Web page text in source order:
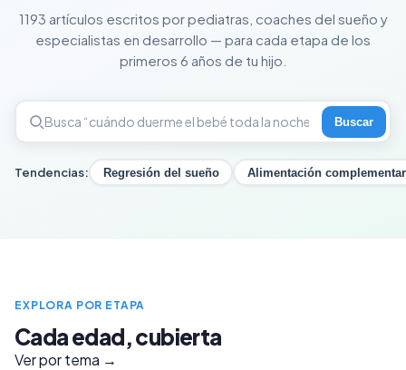
1193 artículos escritos por pediatras, coaches del sueño y
especialistas en desarrollo — para cada etapa de los
primeros 6 años de tu hijo.
Buscar
Tendencias: Regresión del sueño Alimentación
EXPLORA POR ETAPA
Cada edad, cubierta
Ver por tema →